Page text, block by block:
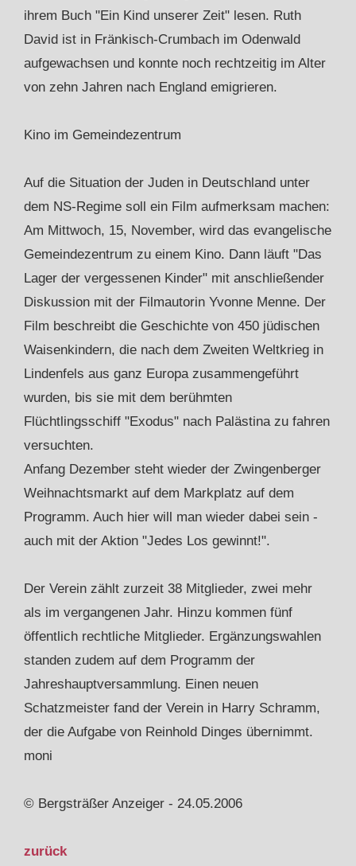
ihrem Buch "Ein Kind unserer Zeit" lesen. Ruth
David ist in Fränkisch-Crumbach im Odenwald
aufgewachsen und konnte noch rechtzeitig im Alter
von zehn Jahren nach England emigrieren.
Kino im Gemeindezentrum
Auf die Situation der Juden in Deutschland unter
dem NS-Regime soll ein Film aufmerksam machen:
Am Mittwoch, 15, November, wird das evangelische
Gemeindezentrum zu einem Kino. Dann läuft "Das
Lager der vergessenen Kinder" mit anschließender
Diskussion mit der Filmautorin Yvonne Menne. Der
Film beschreibt die Geschichte von 450 jüdischen
Waisenkindern, die nach dem Zweiten Weltkrieg in
Lindenfels aus ganz Europa zusammengeführt
wurden, bis sie mit dem berühmten
Flüchtlingsschiff "Exodus" nach Palästina zu fahren
versuchten.
Anfang Dezember steht wieder der Zwingenberger
Weihnachtsmarkt auf dem Markplatz auf dem
Programm. Auch hier will man wieder dabei sein -
auch mit der Aktion "Jedes Los gewinnt!".
Der Verein zählt zurzeit 38 Mitglieder, zwei mehr
als im vergangenen Jahr. Hinzu kommen fünf
öffentlich rechtliche Mitglieder. Ergänzungswahlen
standen zudem auf dem Programm der
Jahreshauptversammlung. Einen neuen
Schatzmeister fand der Verein in Harry Schramm,
der die Aufgabe von Reinhold Dinges übernimmt.
moni
© Bergsträßer Anzeiger - 24.05.2006
zurück